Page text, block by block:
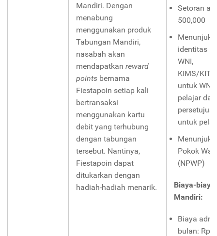
Mandiri. Dengan
menabung
menggunakan produk
Tabungan Mandiri,
nasabah akan
mendapatkan reward
points bernama
Fiestapoin setiap kali
bertransaksi
menggunakan kartu
debit yang terhubung
dengan tabungan
tersebut. Nantinya,
Fiestapoin dapat
ditukarkan dengan
hadiah-hadiah menarik.
Setoran
500,000
identitas
WNI,
KIMS/
untuk
pelajar
untuk
Pokok
(NPWP)
Biaya-
Mandiri:
Biaya
bulan: Rp